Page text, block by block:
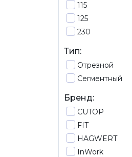
115
125
230
Тип:
Отрезной
Сегментный
Бренд:
CUTOP
FIT
HAGWERT
InWork